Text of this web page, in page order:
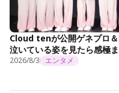
Cloud tenが公開ゲネプロ
泣いている姿を見たら感極
2026/8/3 エンタメ